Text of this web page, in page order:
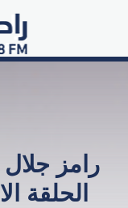
رامز جلال
الحلقة